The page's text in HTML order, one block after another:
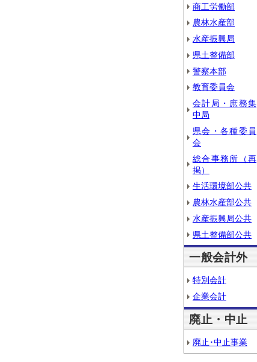
商工労働部
農林水産部
水産振興局
県土整備部
警察本部
教育委員会
会計局・庶務集
中局
県会・各種委員
会
総合事務所（再
掲）
生活環境部公共
農林水産部公共
水産振興局公共
県土整備部公共
一般会計外
特別会計
企業会計
廃止・中止
廃止･中止事業